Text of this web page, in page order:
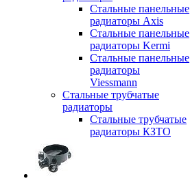
Стальные панельные
радиаторы Axis
Стальные панельные
радиаторы Kermi
Стальные панельные
радиаторы
Viessmann
Стальные трубчатые
радиаторы
Стальные трубчатые
радиаторы КЗТО